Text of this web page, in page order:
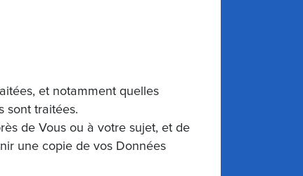
et notamment quelles
sont traitées.
de Vous ou à votre sujet, et de
une copie de vos Données